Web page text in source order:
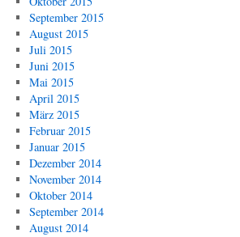
September 2015
August 2015
Juli 2015
Juni 2015
Mai 2015
April 2015
März 2015
Februar 2015
Januar 2015
Dezember 2014
November 2014
Oktober 2014
September 2014
August 2014